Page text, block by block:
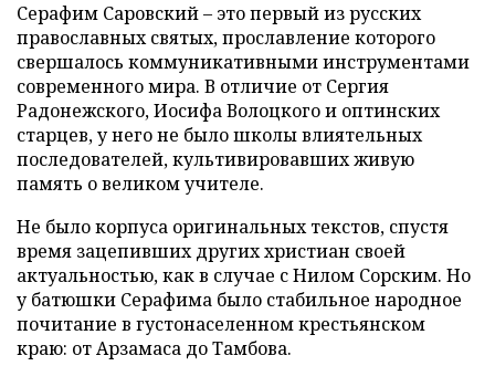
Серафим Саровский – это первый из русских
православных святых, прославление которого
свершалось коммуникативными инструментами
современного мира. В отличие от Сергия
Радонежского, Иосифа Волоцкого и оптинских
старцев, у него не было школы влиятельных
последователей, культивировавших живую
память о великом учителе.
Не было корпуса оригинальных текстов, спустя
время зацепивших других христиан своей
актуальностью, как в случае с Нилом Сорским. Но
у батюшки Серафима было стабильное народное
почитание в густонаселенном крестьянском
краю: от Арзамаса до Тамбова.